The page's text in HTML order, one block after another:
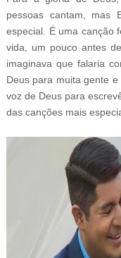
pessoas cantam,
especial. É uma canção
vida, um pouco antes
imaginava que falaria
Deus para muita gente
voz de Deus para
das canções mais